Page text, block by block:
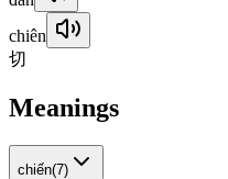
chiên
切
Meanings
chiến(7)